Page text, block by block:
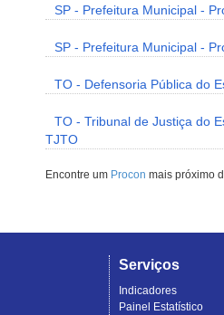
SP - Prefeitura Municipal -
SP - Prefeitura Municipal -
TO - Defensoria Pública do
TO - Tribunal de Justiça do
TJTO
Encontre um Procon mais próximo
Serviços
Indicadores
Painel Estatístico